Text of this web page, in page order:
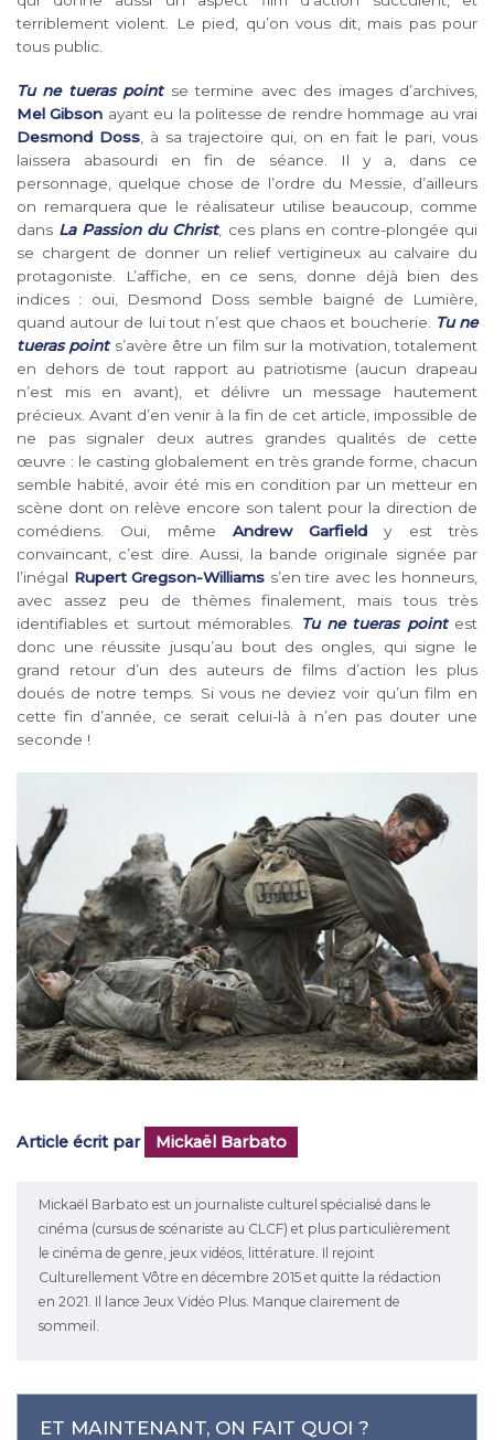
terriblement violent. Le pied, qu’on vous dit, mais pas pour
tous public.
Tu ne tueras pointse termine avec des images d’archives,
Mel Gibson ayant eu la politesse de rendre hommage au vrai
Desmond Doss , à sa trajectoire qui, on en fait le pari, vous
laissera abasourdi en fin de séance. Il y a, dans ce
personnage, quelque chose de l’ordre du Messie, d’ailleurs
on remarquera que le réalisateur utilise beaucoup, comme
dans La Passion du Christ, ces plans en contre-plongée qui
se chargent de donner un relief vertigineux au calvaire du
protagoniste. L’affiche, en ce sens, donne déjà bien des
indices : oui, Desmond Doss semble baigné de Lumière,
quand autour de lui tout n’est que chaos et boucherie.
Tu ne
tueras points’avère être un film sur la motivation, totalement
en dehors de tout rapport au patriotisme (aucun drapeau
n’est mis en avant), et délivre un message hautement
précieux. Avant d’en venir à la fin de cet article, impossible de
ne pas signaler deux autres grandes qualités de cette
œuvre : le casting globalement en très grande forme, chacun
semble habité, avoir été mis en condition par un metteur en
scène dont on relève encore son talent pour la direction de
comédiens. Oui, même Andrew Garfield y est très
convaincant, c’est dire. Aussi, la bande originale signée par
l’inégal Rupert Gregson-Williams s’en tire avec les honneurs,
avec assez peu de thèmes finalement, mais tous très
identifiables et surtout mémorables.
Tu ne tueras pointest
donc une réussite jusqu’au bout des ongles, qui signe le
grand retour d’un des auteurs de films d’action les plus
doués de notre temps. Si vous ne deviez voir qu’un film en
cette fin d’année, ce serait celui-là à n’en pas douter une
seconde !
Article écrit par Mickaël Barbato
Mickaël Barbato est un journaliste culturel spécialisé dans le
cinéma (cursus de scénariste au CLCF) et plus particulièrement
le cinéma de genre, jeux vidéos, littérature. Il rejoint
Culturellement Vôtre en décembre 2015 et quitte la rédaction
en 2021. Il lance Jeux Vidéo Plus. Manque clairement de
sommeil.
ET MAINTENANT, ON FAIT QUOI ?